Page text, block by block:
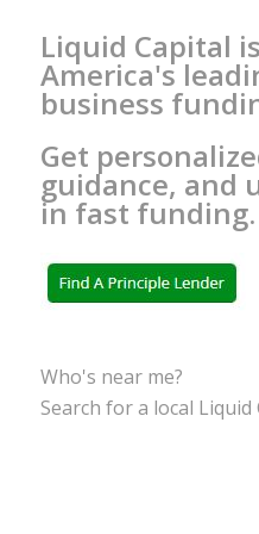
Liquid Capital
America's
business
Get
guidance, and
in fast funding.
Who's near me?
Search for a local